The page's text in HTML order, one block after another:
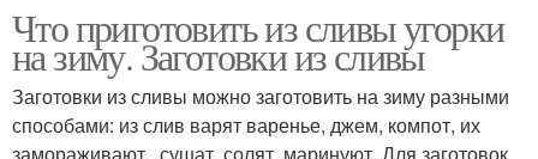
Сливы на зиму
сливы
Блюда с желтыми
Что приготовить из сливы угорки
на зиму. Заготовки из сливы
Заготовки из сливы можно заготовить на зиму разными
способами: из слив варят варенье, джем, компот, их